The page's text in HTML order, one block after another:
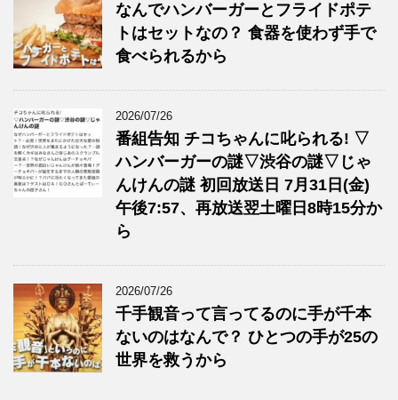
なんでハンバーガーとフライドポテ
トはセットなの？ 食器を使わず手で
食べられるから
2026/07/26
番組告知 チコちゃんに叱られる! ▽
ハンバーガーの謎▽渋谷の謎▽じゃ
んけんの謎 初回放送日 7月31日(金)
午後7:57、再放送翌土曜日8時15分か
ら
2026/07/26
千手観音って言ってるのに手が千本
ないのはなんで？ ひとつの手が25の
世界を救うから